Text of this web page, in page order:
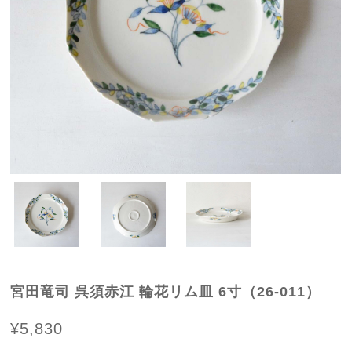
宮田竜司 呉須赤江 輪花リム皿 6寸（26-011）
¥5,830